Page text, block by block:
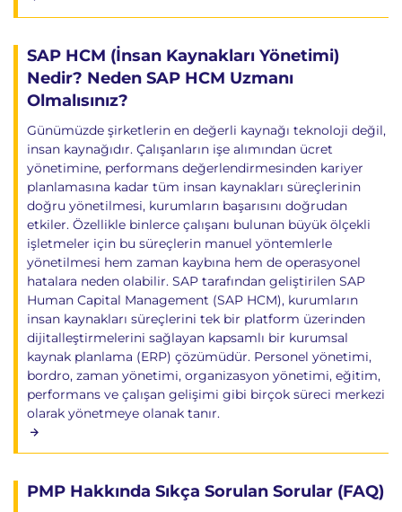
SAP HCM (İnsan Kaynakları Yönetimi)
Nedir? Neden SAP HCM Uzmanı
Olmalısınız?
Günümüzde şirketlerin en değerli kaynağı teknoloji değil,
insan kaynağıdır. Çalışanların işe alımından ücret
yönetimine, performans değerlendirmesinden kariyer
planlamasına kadar tüm insan kaynakları süreçlerinin
doğru yönetilmesi, kurumların başarısını doğrudan
etkiler. Özellikle binlerce çalışanı bulunan büyük ölçekli
işletmeler için bu süreçlerin manuel yöntemlerle
yönetilmesi hem zaman kaybına hem de operasyonel
hatalara neden olabilir. SAP tarafından geliştirilen SAP
Human Capital Management (SAP HCM), kurumların
insan kaynakları süreçlerini tek bir platform üzerinden
dijitalleştirmelerini sağlayan kapsamlı bir kurumsal
kaynak planlama (ERP) çözümüdür. Personel yönetimi,
bordro, zaman yönetimi, organizasyon yönetimi, eğitim,
performans ve çalışan gelişimi gibi birçok süreci merkezi
olarak yönetmeye olanak tanır.
PMP Hakkında Sıkça Sorulan Sorular (FAQ)